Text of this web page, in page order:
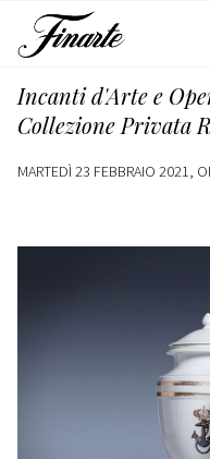
Incanti d'Arte e
Collezione Privata
MARTEDÌ 23 FEBBRAIO 2021,